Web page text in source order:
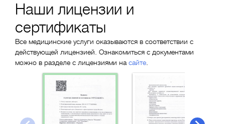
Наши лицензии и
сертификаты
Все медицинские услуги оказываются в соответствии с
действующей лицензией. Ознакомиться с документами
можно в разделе с лицензиями на сайте